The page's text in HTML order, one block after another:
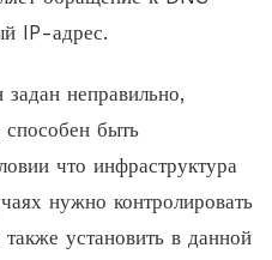
IP-адрес.
неправильно,
быть
что инфраструктура
нужно контролировать
установить в данной